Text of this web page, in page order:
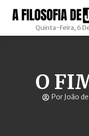
Quinta-Feira, 6
O
Por João